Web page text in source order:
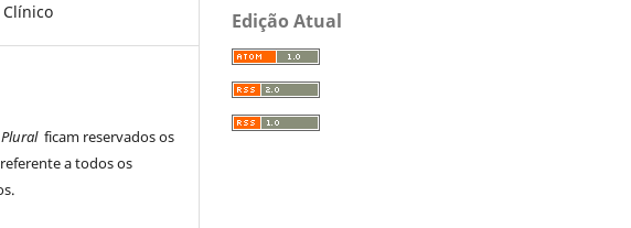
Clínico
Pluralficam reservados os
a todos os
Edição Atual